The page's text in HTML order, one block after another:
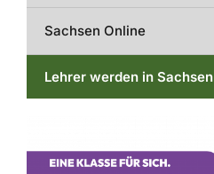
Sachsen Online
Lehrer werden in Sachsen